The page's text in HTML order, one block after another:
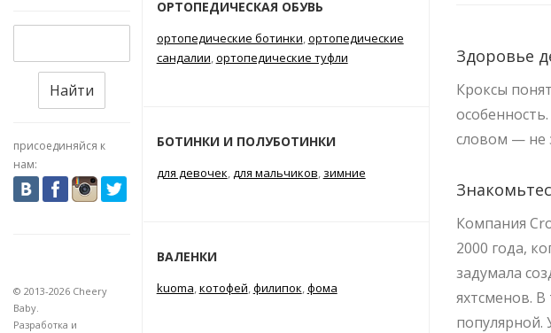
Найти
присоединяйся к
нам:
© 2013-2026 Cheery
Baby.
Разработка и
ОРТОПЕДИЧЕСКАЯ ОБУВЬ
ортопедические ботинки ортопедические
сандалии ортопедические туфли
БОТИНКИ И ПОЛУБОТИНКИ
для девочек,для мальчиков, зимние
ВАЛЕНКИ
kuoma,котофей,филипок,фома
Здоровье
Кроксы
словом — не
Компания
2000 года,
задумала
яхтсменов.
популярной.